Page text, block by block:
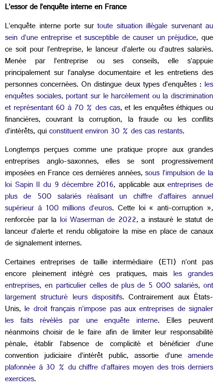
L’essor de l’enquête interne en France
L’enquête interne porte sur toute situation illégale survenant au
sein d’une entreprise et susceptible de causer un préjudice, que
ce soit pour l’entreprise, le lanceur d’alerte ou d’autres salariés.
Menée par l’entreprise ou ses conseils, elle s’appuie
principalement sur l’analyse documentaire et les entretiens des
personnes concernées. On distingue deux types d’enquêtes : les
enquêtes sociales, portant sur le harcèlement ou la discrimination
et représentant 60 à 70 % des cas, et les enquêtes éthiques ou
financières, couvrant la corruption, la fraude ou les conflits
d’intérêts, quiconstituent environ 30 % des cas restants.
Longtemps perçues comme une pratique propre aux grandes
entreprises anglo-saxonnes, elles se sont progressivement
imposées en France ces dernières années,sous l’impulsion de la
loi Sapin II du 9 décembre 2016, applicable auxentreprises de
plus de 500 salariés réalisant un chiffre d’affaires annuel
supérieur à 100 millions d’euros. Cette loi « anti-corruption »,
renforcée par la loi Waserman de 2022, a instauré le statut de
lanceur d’alerte et rendu obligatoire la mise en place de canaux
de signalement internes.
Certaines entreprises de taille intermédiaire (ETI) n’ont pas
encore pleinement intégré ces pratiques, mais les grandes
entreprises, en particulier celles de plus de 5 000 salariés, ont
largement structuré leurs dispositifs. Contrairement aux États-
Unis, le droit français n’impose pas aux entreprises de signaler
les faits révélés par une enquête interne. Elles peuvent
néanmoins choisir de le faire afin de limiter leur responsabilité
pénale, établir l’absence de complicité et bénéficier d’une
convention judiciaire d’intérêt public, assortie d’une amende
plafonnée à 30 % du chiffre d’affaires moyen des trois derniers
exercices.